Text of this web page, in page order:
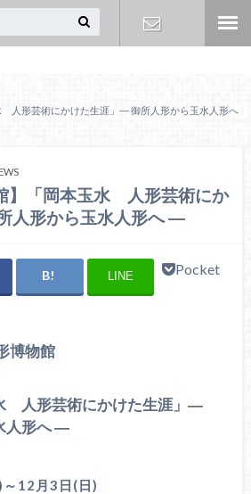
せ
人形芸術にかけた生涯」― 御所人形から玉水人形へ
】「岡本玉水 人形芸術にか
人形から玉水人形へ ―
LINE Pocket
博物館
人形芸術にかけた生涯」―
人形へ ―
12月3日(日)